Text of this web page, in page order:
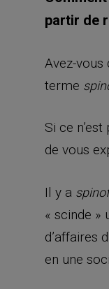
partir de
Avez-vous
terme
Si ce
de vous
Il y a
« scinde »
d’affaires
en une